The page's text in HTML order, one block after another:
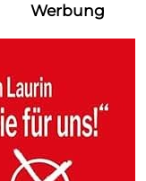
Werbung